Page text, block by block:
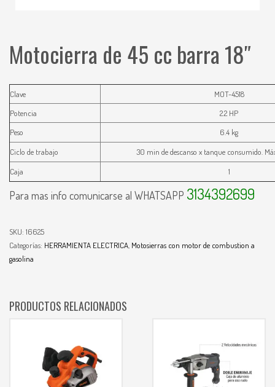
Motocierra de 45 cc barra 18″
Clave
MOT-4518
Potencia
2.2 HP
Peso
6.4 kg
Ciclo de trabajo
30 min de descanso x tanque consumido.
Caja
1
Para mas info comunicarse al WHATSAPP 3134392699
SKU: 16625
Categorías: HERRAMIENTA ELECTRICA Motosierras con motor de combustion a
gasolina
PRODUCTOS RELACIONADOS